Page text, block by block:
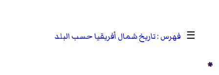
☰ تاريخ شمال أفريقيا حسب البلد
*